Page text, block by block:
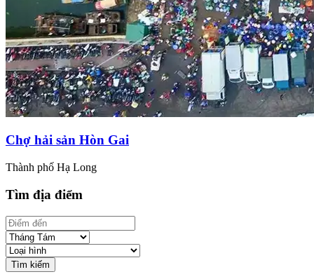
Chợ hải sản Hòn Gai
Thành phố Hạ Long
Tìm địa điểm
Tìm kiếm